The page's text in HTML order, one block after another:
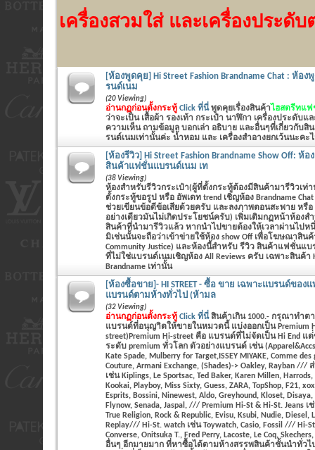
เครื่องสวมใส่ และเครื่องประดับ
[ห้องพูดคุย] Hi Street Fashion Brandname Chat : ห้อ
รนด์เนม
(20 Viewing)
อ่านกฏก่อนตั้งกระทู้ Click ที่นี่ พูดคุยเรื่องสินค้าไฮสตรีทแฟ
ว่าจะเป็น เสื้อผ้า รองเท้า กระเป๋า นาฬิกา เครื่องประดับแ
ความเห็น ถามข้อมูล บอกเล่า อธิบาย และอื่นๆที่เกี่ยวกับ
รนด์เนมเท่านั้นค่ะ น้ำหอม และ เครื่องสำอางยกเว้นนะคะ
[ห้องรีวิว] Hi Street Fashion Brandname Show Off: ห้
สินค้าแฟชั่นแบรนด์เนม เท
(38 Viewing)
ห้องสำหรับรีวิวกระเป๋า(ผู้ที่ตั้งกระทู้ต้องมีสินค้ามารีวิวเท่
ตั้งกระทู้ขอรูป หรือ อัพเดท trend เชิญห้อง Brandname
ช่วยเขียนข้อดีข้อเสียด้วยครับ และลงภาพตอนสะพาย หรือ
อย่างเดียวมันไม่เกิดประโยชน์ครับ) เพิ่มเติมกฏหน้าห้องสำ
สินค้าที่นำมารีวิวแล้ว หากนำไปขายต้องให้เวลาผ่านไปห
มิเช่นนั้นจะถือว่าเข้าข่ายใช้ห้อง show Off เพื่อโฆษณาสิน
Community Justice) และห้องนี้สำหรับ รีวิว สินค้าแฟชั่นแ
ที่ไม่ใช่แบรนด์เนมเชิญห้อง All Reviews ครับ เฉพาะสินค้า
Brandname เท่านั้น
[ห้องซื้อขาย]- HI STREET - ซื้อ ขาย เฉพาะแบรนด์ของ
แบรนด์ตามห้างทั่วไป (ห้ามล
(32 Viewing)
อ่านกฏก่อนตั้งกระทู้ Click ที่นี่ สินค้าเกิน 1000.- กรุณาทำ
แบรนด์ที่อนุญาิตให้ขายในหมวดนี้ แบ่งออกเป็น Premium
street)Premium Hi-street คือ แบรนด์ที่ไม่จัดเป็น Hi End
ระดับ premium ทั่วโลก ตัวอย่างแบรนด์ เช่น
Kate Spade, Mulberry for Target,ISSEY MIYAKE, Comme des
Couture, Armani Exchange, (Shades)-> Oakley, Rayban ///
เช่น Kiplings, Le Sportsac, Ted Baker, Karen Millen,
Kookai, Playboy, Miss Sixty, Guess, ZARA, TopShop, F21,
Esprits, Bossini, Ninewest, Aldo, Greyhound, Kloset, Disaya,
Flynow, Senada, Jaspal, /// Premium Hi-St & Hi-St. Jeans เ
True Religion, Rock & Republic, Evisu, Ksubi, Nudie, Diesel,
Replay/// Hi-St. watch เช่น Toywatch, Casio, Fossil /// Hi-
Converse, Onitsuka T., Fred Perry, Lacoste, Le Coq,
อื่นๆ อีกมายมาก ที่หาซื้อได้ตามห้างสรรพสินค้าชั้นนำทั่วไ